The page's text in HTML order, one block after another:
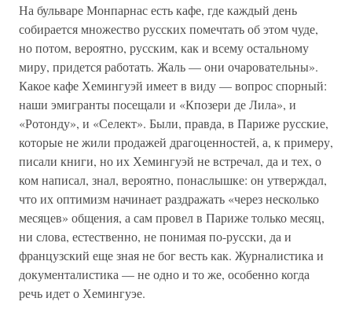
На бульваре Монпарнас есть кафе, где каждый день
собирается множество русских помечтать об этом чуде,
но потом, вероятно, русским, как и всему остальному
миру, придется работать. Жаль — они очаровательны».
Какое кафе Хемингуэй имеет в виду — вопрос спорный:
наши эмигранты посещали и «Кпозери де Лила», и
«Ротонду», и «Селект». Были, правда, в Париже русские,
которые не жили продажей драгоценностей, а, к примеру,
писали книги, но их Хемингуэй не встречал, да и тех, о
ком написал, знал, вероятно, понаслышке: он утверждал,
что их оптимизм начинает раздражать «через несколько
месяцев» общения, а сам провел в Париже только месяц,
ни слова, естественно, не понимая по-русски, да и
французский еще зная не бог весть как. Журналистика и
документалистика — не одно и то же, особенно когда
речь идет о Хемингуэе.